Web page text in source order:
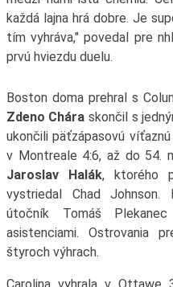
každá lajna hrá dobre. Je
tím vyhráva," povedal pre
prvú hviezdu duelu.
Boston doma prehral s
Zdeno Chára skončil s
ukončili päťzápasovú
v Montreale 4:6, až do 54.
Jaroslav Halák, ktorého
vystriedal Chad
útočník Tomáš
asistenciami. Ostrovania
štyroch výhrach.